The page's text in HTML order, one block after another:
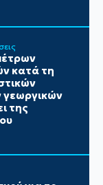
κατά τη
γεωργικών
της